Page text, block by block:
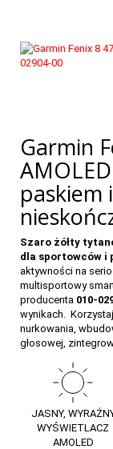
Garmin
paskiem
Szaro żółty
dla sportowców i
aktywności na
multisportowy
producenta 010-
wynikach.
nurkowania,
głosowej,
JASNY,
WYŚWIETLACZ
AMOLED